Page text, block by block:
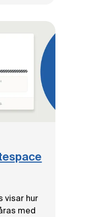
visar hur
med